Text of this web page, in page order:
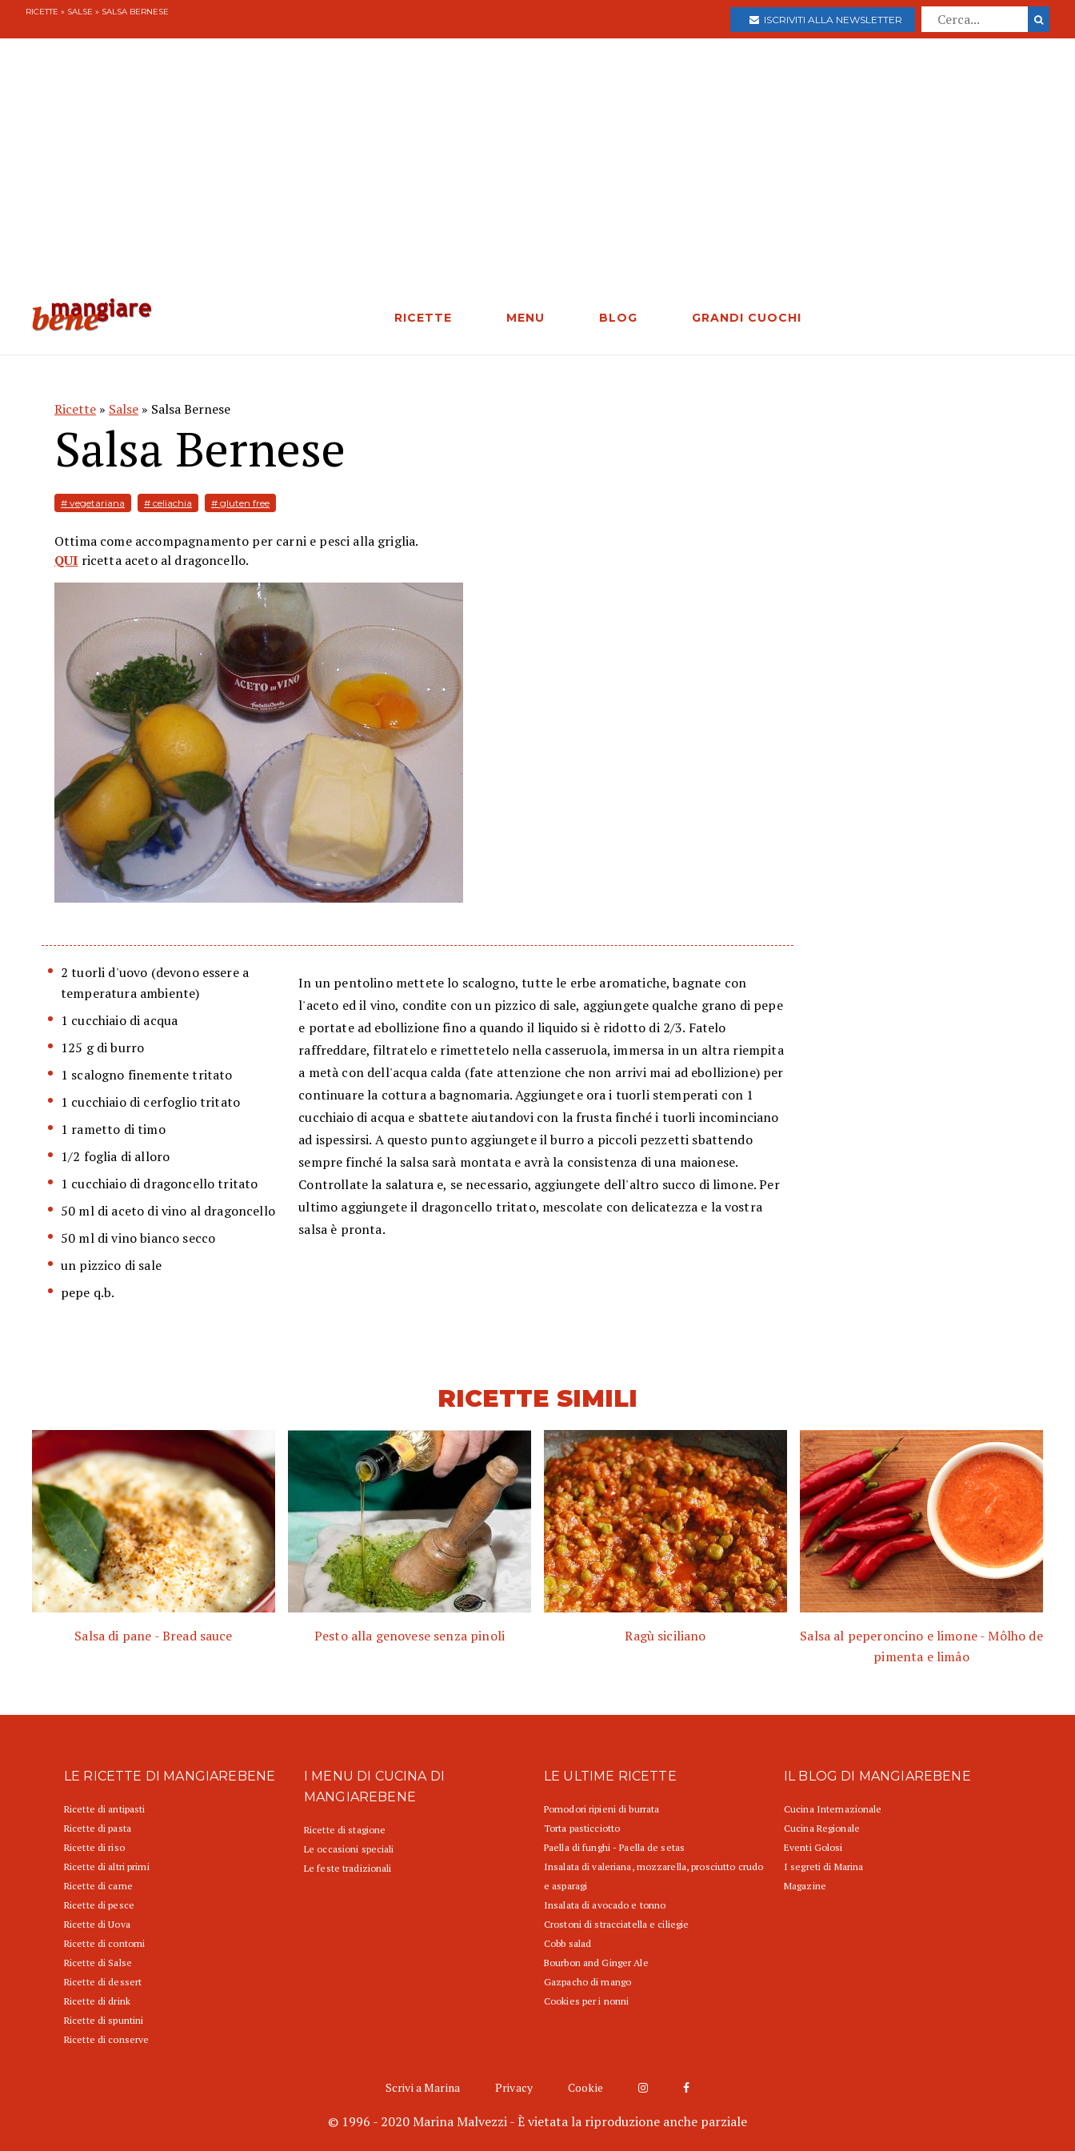
RICETTE » SALSE » SALSA BERNESE
ISCRIVITI ALLA NEWSLETTER
RICETTE MENU BLOG GRANDI CUOCHI
Ricette » Salse » Salsa Bernese
Salsa Bernese
# vegetariana # celiachia # gluten free
Ottima come accompagnamento per carni e pesci alla griglia.
QUI ricetta aceto al dragoncello.
2 tuorli d'uovo (devono essere a
temperatura ambiente)
1 cucchiaio di acqua
125 g di burro
1 scalogno finemente tritato
1 cucchiaio di cerfoglio tritato
1 rametto di timo
1/2 foglia di alloro
1 cucchiaio di dragoncello tritato
50 ml di aceto di vino al dragoncello
50 ml di vino bianco secco
un pizzico di sale
pepe q.b.
In un pentolino mettete lo scalogno, tutte le erbe aromatiche, bagnate con
l'aceto ed il vino, condite con un pizzico di sale, aggiungete qualche grano di pepe
e portate ad ebollizione fino a quando il liquido si è ridotto di 2/3. Fatelo
raffreddare, filtratelo e rimettetelo nella casseruola, immersa in un altra riempita
a metà con dell'acqua calda (fate attenzione che non arrivi mai ad ebollizione) per
continuare la cottura a bagnomaria. Aggiungete ora i tuorli stemperati con 1
cucchiaio di acqua e sbattete aiutandovi con la frusta finché i tuorli incominciano
ad ispessirsi. A questo punto aggiungete il burro a piccoli pezzetti sbattendo
sempre finché la salsa sarà montata e avrà la consistenza di una maionese.
Controllate la salatura e, se necessario, aggiungete dell'altro succo di limone. Per
ultimo aggiungete il dragoncello tritato, mescolate con delicatezza e la vostra
salsa è pronta.
RICETTE SIMILI
Salsa di pane - Bread sauce Pesto alla genovese senza pinoli Ragù siciliano
Salsa al peperoncino e limone - Môlho de
pimenta e limâo
LE RICETTE DI MANGIAREBENE
Ricette di antipasti
Ricette di pasta
Ricette di riso
Ricette di altri primi
Ricette di carne
Ricette di pesce
Ricette di Uova
Ricette di contorni
Ricette di Salse
Ricette di dessert
Ricette di drink
Ricette di spuntini
Ricette di conserve
I MENU DI CUCINA DI
MANGIAREBENE
Ricette di stagione
Le occasioni speciali
Le feste tradizionali
LE ULTIME RICETTE
Pomodori ripieni di burrata
Torta pasticciotto
Paella di funghi - Paella de setas
Insalata di valeriana, mozzarella, prosciutto crudo
e asparagi
Insalata di avocado e tonno
Crostoni di stracciatella e ciliegie
Cobb salad
Bourbon and Ginger Ale
Gazpacho di mango
Cookies per i nonni
IL BLOG DI MANGIAREBENE
Cucina Internazionale
Cucina Regionale
Eventi Golosi
I segreti di Marina
Magazine
Scrivi a Marina Privacy Cookie
© 1996 - 2020 Marina Malvezzi - È vietata la riproduzione anche parziale